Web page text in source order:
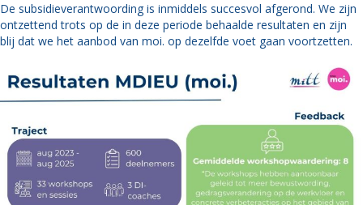
De subsidieverantwoording is inmiddels succesvol afgerond. We zijn
ontzettend trots op de in deze periode behaalde resultaten en zijn
blij dat we het aanbod van moi. op dezelfde voet gaan voortzetten.